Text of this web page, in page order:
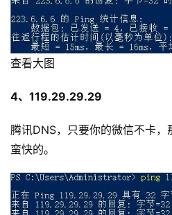
查看大图
4、119.29.29.29
腾讯DNS，只要你的微信不卡
蛮快的。